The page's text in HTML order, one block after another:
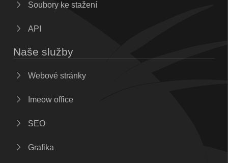
Soubory ke stažení
API
Naše služby
Webové stránky
Imeow office
SEO
Grafika